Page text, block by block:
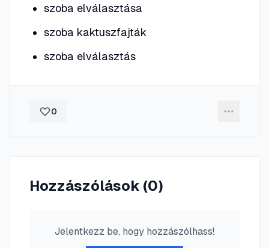
szoba elválasztása
szoba kaktuszfajták
szoba elválasztás
0
Hozzászólások (0)
Jelentkezz be, hogy hozzászólhass!